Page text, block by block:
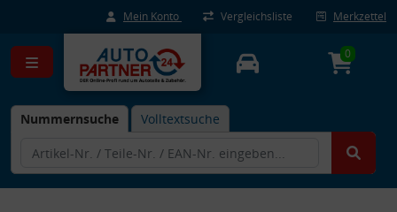
Mein Konto Vergleichsliste Merkzettel
Nummernsuche Volltextsuche
0